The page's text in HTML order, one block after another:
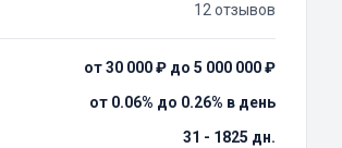
12 отзывов
от 30 000 ₽ до 5 000 000 ₽
от 0.06% до 0.26% в день
31 - 1825 дн.